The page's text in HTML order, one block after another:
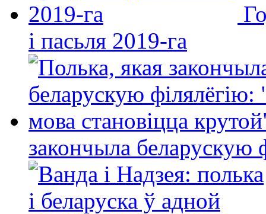
і пасьля 2019-га
закончыла беларускую